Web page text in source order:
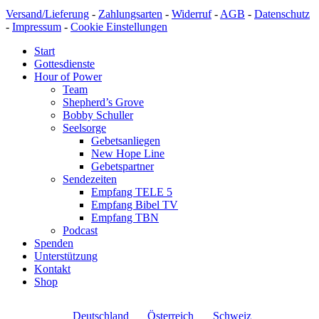
Versand/Lieferung - Zahlungsarten - Widerruf- AGB - Datenschutz
- Impressum - Cookie Einstellungen
Start
Gottesdienste
Hour of Power
Team
Shepherd’s Grove
Bobby Schuller
Seelsorge
Gebetsanliegen
New Hope Line
Gebetspartner
Sendezeiten
Empfang TELE 5
Empfang Bibel TV
Empfang TBN
Podcast
Spenden
Unterstützung
Kontakt
Shop
Deutschland Österreich Schweiz